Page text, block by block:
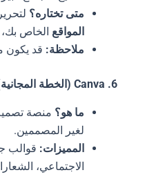
متى تختاره؟ لتحرير
المواقع الخاص بك،
ملاحظة:قد يكون
ما هو؟منصة تصميم
لغير المصممين.
المميزات:قوالب
الاجتماعي،